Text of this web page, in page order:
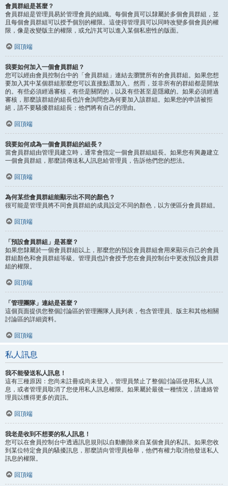
會員群組是甚麼？
會員群組是管理員易於管理會員的組織。每個會員可以隸屬於多個會員群組，並
且每個會員群組可以授予個別的權限。這使得管理員可以同時改變多個會員的權
限，像是改變版主的權限，或允許其可以進入某個私密性的版面。
回頂端
我要如何加入一個會員群組？
您可以經由會員控制台中的「會員群組」連結去瀏覽所有的會員群組。如果您想
要加入其中某個群組那麼您可以直接點選加入。然而，並非所有的群組都是開放
的。有些必須經過審核，有些是關閉的，以及有些甚至是隱藏的。如果必須經過
審核，那麼該群組的組長也許會詢問您為何要加入該群組。如果您的申請被拒
絕，請不要騷擾群組組長；他們將有自己的理由。
回頂端
我要如何成為一個會員群組的組長？
當會員群組由管理員建立時，通常會指定一個會員群組組長。如果您有興趣建立
一個會員群組，那麼請傳送私人訊息給管理員，告訴他們您的想法。
回頂端
為何某些會員群組能顯示出不同的顏色？
很可能是管理員將不同會員群組的成員設定不同的顏色，以方便區分會員群組。
回頂端
「預設會員群組」是甚麼？
如果您隸屬於一個會員群組以上，那麼您的預設會員群組會用來顯示自己的會員
群組顏色和會員群組等級。管理員也許會授予您在會員控制台中更改預設會員群
組的權限。
回頂端
「管理團隊」連結是甚麼？
這個頁面提供您整個討論區的管理團隊人員列表，包含管理員、版主和其他相關
討論區的詳細資料。
回頂端
私人訊息
我不能發送私人訊息！
這有三種原因：您尚未註冊或尚未登入，管理員禁止了整個討論區使用私人訊
息，或者管理員取消了您使用私人訊息權限。如果屬於最後一種情況，請連絡管
理員以獲得更多的資訊。
回頂端
我老是收到不想要的私人訊息！
您可以在會員控制台中透過訊息規則以自動刪除來自某個會員的私訊。如果您收
到某位特定會員的騷擾訊息，那麼請向管理員檢舉，他們有權力取消他發送私人
訊息的權限。
回頂端